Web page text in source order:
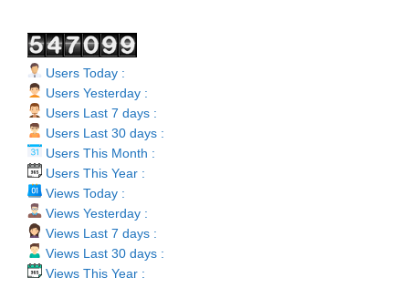
Users Today :
Users Yesterday :
Users Last 7 days :
Users Last 30 days :
Users This Month :
Users This Year :
Views Today :
Views Yesterday :
Views Last 7 days :
Views Last 30 days :
Views This Year :